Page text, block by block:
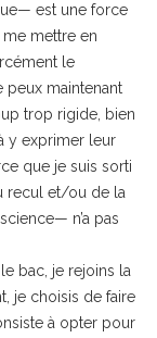
est une force
mettre en
le
maintenant
trop rigide, bien
y exprimer leur
que je suis sorti
recul et/ou de la
n’a pas
bac, je rejoins la
je choisis de faire
à opter pour